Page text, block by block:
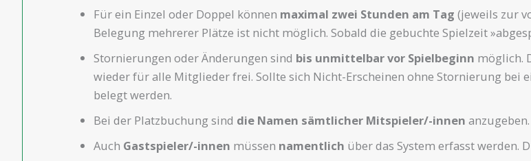
Für ein Einzel oder Doppel können maximal zwei Stunden am Tag (jeweils zur
Belegung mehrerer Plätze ist nicht möglich. Sobald die gebuchte Spielzeit
Stornierungen oder Änderungen sind bis unmittelbar vor Spielbeginn möglich.
wieder für alle Mitglieder frei. Sollte sich Nicht-Erscheinen ohne Stornierung bei
belegt werden.
Bei der Platzbuchung sind die Namen sämtlicher Mitspieler/-innen anzugeben.
Auch Gastspieler/-innen müssen namentlich über das System erfasst werden.